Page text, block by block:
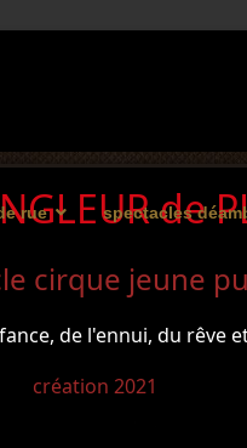
rue spectacles
de
cirque jeune
de l'ennui, du rêve
création 2021